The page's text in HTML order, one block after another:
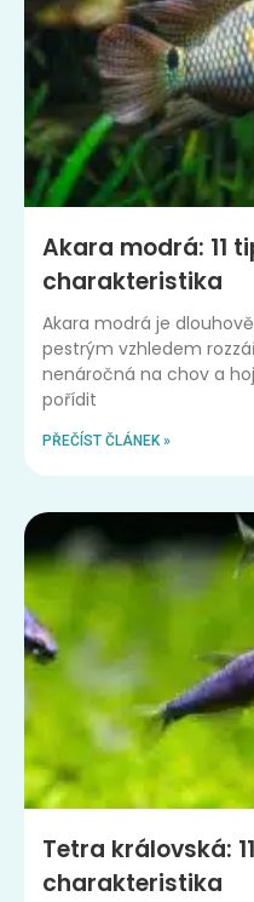
Akara modrá: 11
charakteristika
Akara modrá je
pestrým vzhledem
nenáročná na chov a
pořídit
PŘEČÍST ČLÁNEK »
Tetra královská:
charakteristika